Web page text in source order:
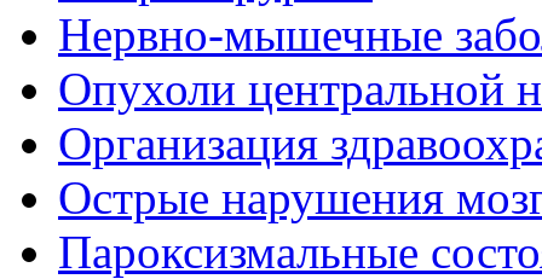
Нервно-мышечные
Опухоли центральной
Организация
Острые нарушения
Пароксизмальные